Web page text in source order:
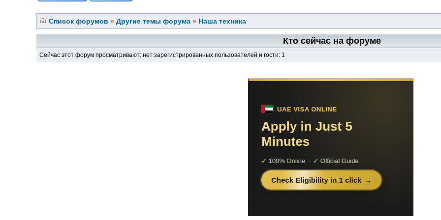
Список форумов » Другие темы форума » Наша техника
Кто сейчас на форуме
Сейчас этот форум просматривают: нет зарегистрированных пользователей и гости: 1